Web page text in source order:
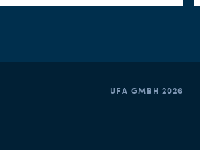
UFA GMBH 2026